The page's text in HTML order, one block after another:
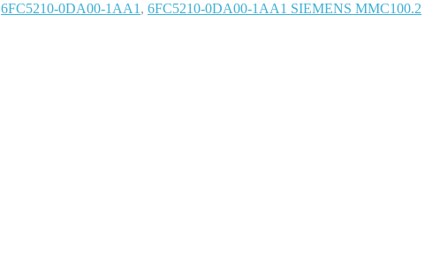
6FC5210-0DA00-1AA1 , 6FC5210-0DA00-1AA1 SIEMENS MMC100.2